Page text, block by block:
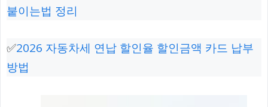
붙이는법 정리
✅2026 자동차세 연납 할인율 할인금액 카드 납부
방법